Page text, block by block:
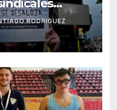
convocatoria
Tierras en
RODRIGUEZ